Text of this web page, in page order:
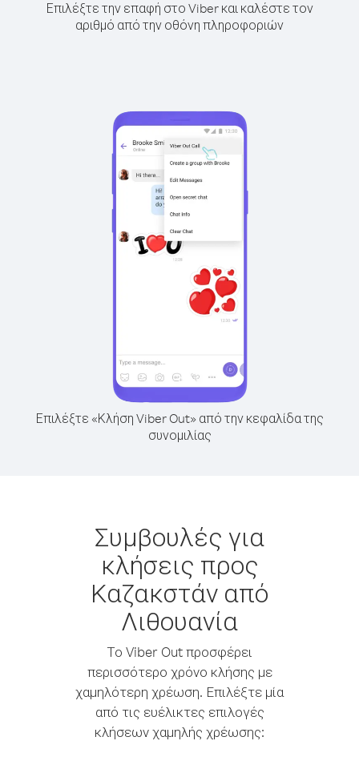
Επιλέξτε την επαφή στο Viber και καλέστε τον
αριθμό από την οθόνη πληροφοριών
Επιλέξτε «Κλήση Viber Out» από την κεφαλίδα της
συνομιλίας
Συμβουλές για
κλήσεις προς
Καζακστάν από
Λιθουανία
Το Viber Out προσφέρει
περισσότερο χρόνο κλήσης με
χαμηλότερη χρέωση. Επιλέξτε μία
από τις ευέλικτες επιλογές
κλήσεων χαμηλής χρέωσης: